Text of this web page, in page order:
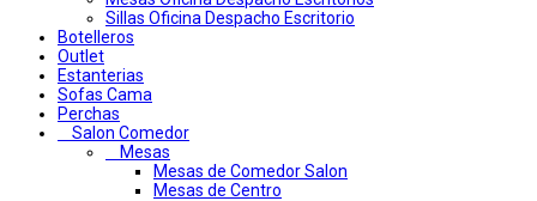
Sillas Oficina Despacho Escritorio
Botelleros
Outlet
Estanterias
Sofas Cama
Perchas
Salon Comedor
Mesas
Mesas de Comedor Salon
Mesas de Centro